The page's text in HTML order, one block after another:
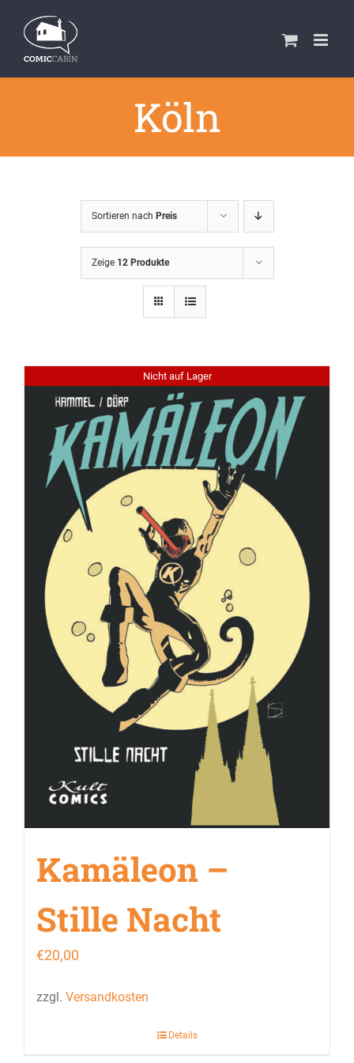
Inhalt
springen
Köln
Sortieren nach Preis
Zeige 12 Produkte
Nicht auf Lager
Kamäleon –
Stille Nacht
€20,00
zzgl. Versandkosten
Details